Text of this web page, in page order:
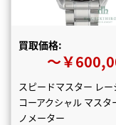
買取価格:
〜￥
スピードマスター レ
コーアクシャル マスタ
ノメーター